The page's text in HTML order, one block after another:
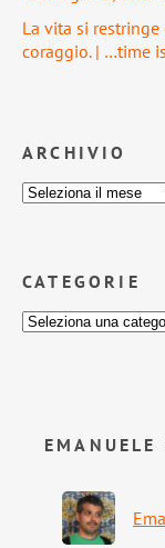
La vita si
coraggio. | …time
ARCHIVIO
CATEGORIE
EMANUELE